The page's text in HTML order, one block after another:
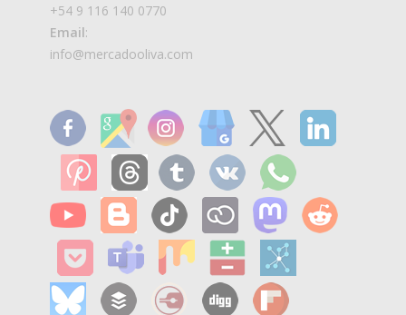
+54 9 116 140 0770
Email:
info@mercadooliva.com